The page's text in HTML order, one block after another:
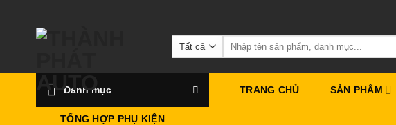
Tìm
kiếm:
Danh mục TRANG CHỦ SẢN PHẨM
TỔNG HỢP PHỤ KIỆN